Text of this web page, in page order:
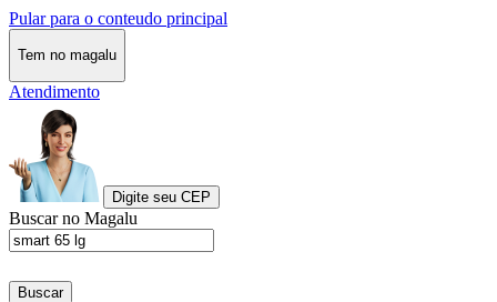
Pular para o conteudo principal
Tem no magalu
Atendimento
Digite seu CEP
Buscar no Magalu
Buscar